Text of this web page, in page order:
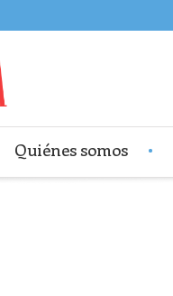
Quiénes somos